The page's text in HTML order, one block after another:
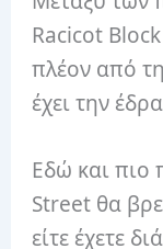
Racicot
πλέον από
έχει την
Εδώ και πιο
Street θα
είτε έχετε